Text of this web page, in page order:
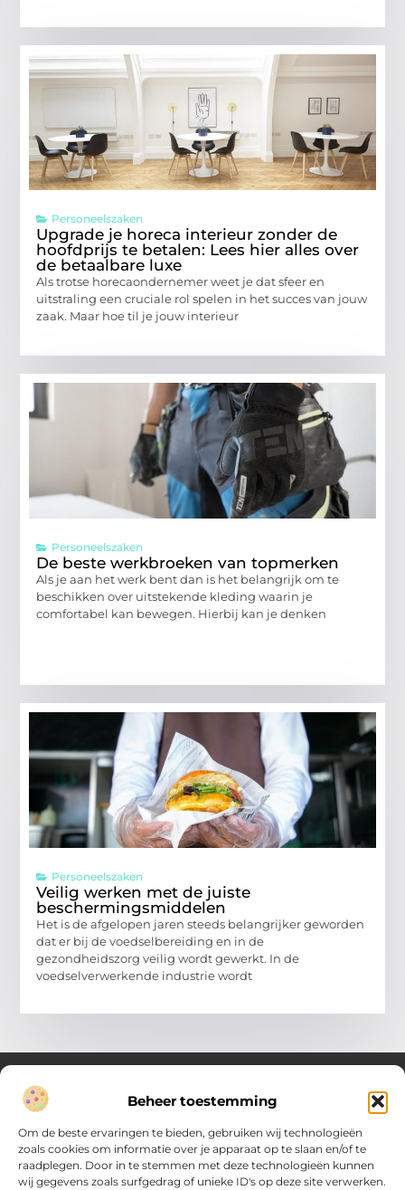
Beheer toestemming
Om de beste ervaringen te bieden, gebruiken wij technologieën
zoals cookies om informatie over je apparaat op te slaan en/of te
raadplegen. Door in te stemmen met deze technologieën kunnen
wij gegevens zoals surfgedrag of unieke ID's op deze site verwerken.
Personeelszaken
Upgrade je horeca interieur zonder de
hoofdprijs te betalen: Lees hier alles over
de betaalbare luxe
Als trotse horecaondernemer weet je dat sfeer en
uitstraling een cruciale rol spelen in het succes van jouw
zaak. Maar hoe til je jouw interieur
Personeelszaken
De beste werkbroeken van topmerken
Als je aan het werk bent dan is het belangrijk om te
beschikken over uitstekende kleding waarin je
comfortabel kan bewegen. Hierbij kan je denken
Personeelszaken
Veilig werken met de juiste
beschermingsmiddelen
Het is de afgelopen jaren steeds belangrijker geworden
dat er bij de voedselbereiding en in de
gezondheidszorg veilig wordt gewerkt. In de
voedselverwerkende industrie wordt
Inzicht en inspiratie voor jouw dagelijkse keuzes
Ontdek gevarieerde content vol praktische tips, doordachte
inzichten en vernieuwende ideeën. Alles wat je nodig hebt om